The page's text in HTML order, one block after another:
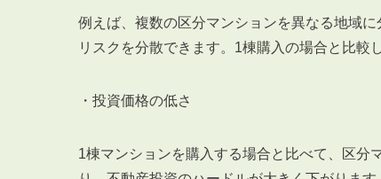
03-6262-9556
※音声ガイダンス④を押してください。
例えば、複数の区分マンションを異なる地域
リスクを分散できます。1棟購入の場合と比較
・投資価格の低さ
1棟マンションを購入する場合と比べて、区分